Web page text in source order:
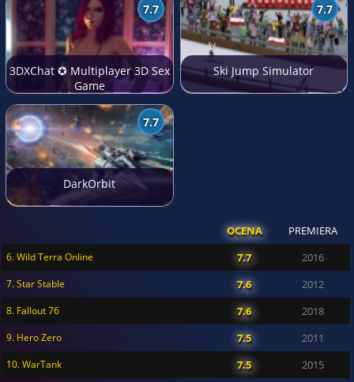
7.7
3DXChat ✪ Multiplayer 3D Sex
Game
7.7
Ski Jump Simulator
7.7
DarkOrbit
OCENA PREMIERA
6. Wild Terra Online 7.7 2016
7. Star Stable 7.6 2012
8. Fallout 76 7.6 2018
9. Hero Zero 7.5 2011
10. WarTank 7.5 2015